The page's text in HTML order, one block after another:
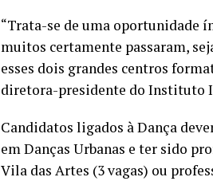
“Trata-se de uma oportunidade
muitos certamente passaram,
esses dois grandes centros
diretora-presidente do Instituto
Candidatos ligados à Dança
em Danças Urbanas e ter sido
Vila das Artes (3 vagas) ou